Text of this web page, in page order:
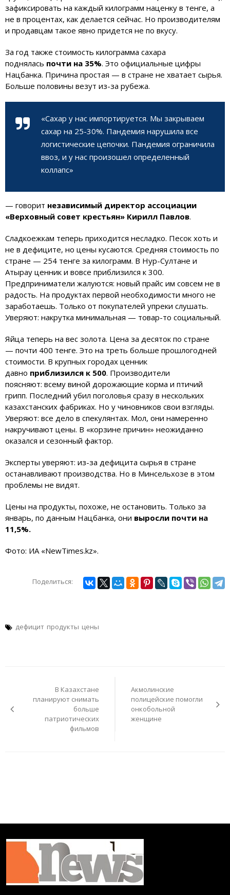
зафиксировать на каждый килограмм наценку в тенге, а
не в процентах, как делается сейчас. Но производителям
и продавцам такое явно придется не по вкусу.
За год также стоимость килограмма сахара
поднялась почти на 35%. Это официальные цифры
Нацбанка. Причина простая — в стране не хватает сырья.
Больше половины везут из-за рубежа.
«Сахар у нас импортируется. Мы закрываем
сахар на 25-30%. Пандемия нарушила все
логистические цепочки. Пандемия ограничила
ввоз, и у нас произошел определенный
коллапс»
— говорит независимый директор ассоциации
«Верховный совет крестьян» Кирилл Павлов.
Сладкоежкам теперь приходится несладко. Песок хоть и
не в дефиците, но цены кусаются. Средняя стоимость по
стране — 254 тенге за килограмм. В Нур-Султане и
Атырау ценник и вовсе приблизился к 300.
Предприниматели жалуются: новый прайс им совсем не в
радость. На продуктах первой необходимости много не
заработаешь. Только от покупателей упреки слушать.
Уверяют: накрутка минимальная — товар-то социальный.
Яйца теперь на вес золота. Цена за десяток по стране
— почти 400 тенге. Это на треть больше прошлогодней
стоимости. В крупных городах ценник
давно приблизился к 500. Производители
поясняют: всему виной дорожающие корма и птичий
грипп. Последний убил поголовья сразу в нескольких
казахстанских фабриках. Но у чиновников свои взгляды.
Уверяют: все дело в спекулянтах. Мол, они намеренно
накручивают цены. В «корзине причин» неожиданно
оказался и сезонный фактор.
Эксперты уверяют: из-за дефицита сырья в стране
останавливают производства. Но в Минсельхозе в этом
проблемы не видят.
Цены на продукты, похоже, не остановить. Только за
январь, по данным Нацбанка, они выросли почти на
11,5%.
Фото: ИА «NewTimes.kz».
Поделиться:
дефицит продукты цены
В Казахстане
планируют снимать
больше
патриотических
фильмов
Акмолинские
полицейские помогли
онкобольной
женщине